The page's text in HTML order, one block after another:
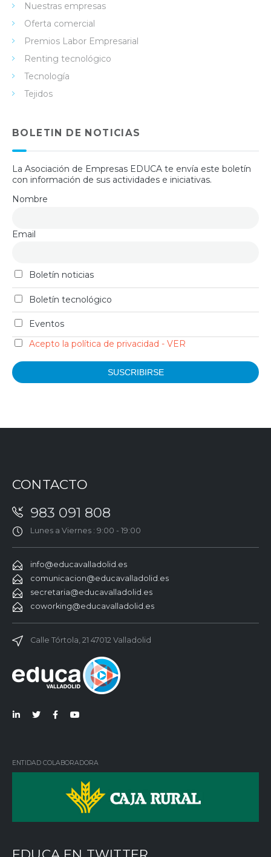
Nuestras empresas
Oferta comercial
Premios Labor Empresarial
Renting tecnológico
Tecnología
Tejidos
BOLETIN DE NOTICIAS
La Asociación de Empresas EDUCA te envía este boletín
con información de sus actividades e iniciativas.
Nombre
Email
Boletín noticias
Boletín tecnológico
Eventos
Acepto la política de privacidad - VER
CONTACTO
983 091 808
Lunes a Viernes : 9:00 - 19:00
info@educavalladolid.es
comunicacion@educavalladolid.es
secretaria@educavalladolid.es
coworking@educavalladolid.es
Calle Tórtola, 21 47012 Valladolid
ENTIDAD COLABORADORA
EDUCA EN TWITTER